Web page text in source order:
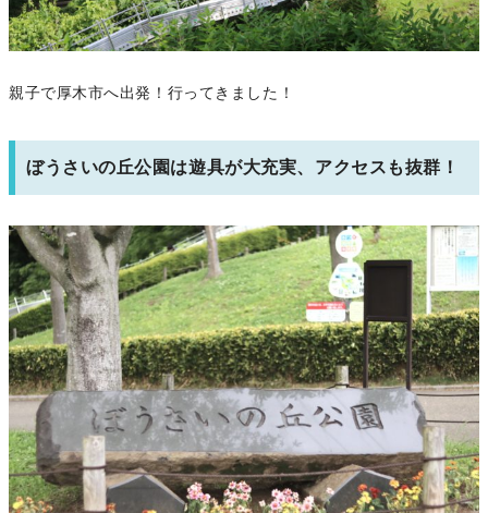
親子で厚木市へ出発！行ってきました！
ぼうさいの丘公園は遊具が大充実、アクセスも抜群！